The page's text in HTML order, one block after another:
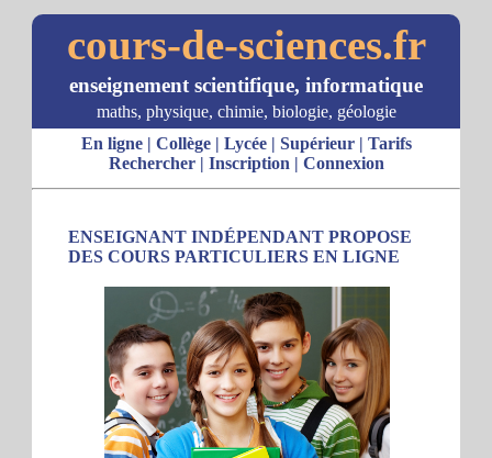
cours-de-sciences.fr
enseignement scientifique, informatique
maths, physique, chimie, biologie, géologie
En ligne| Collège| Lycée| Supérieur| Tarifs
Rechercher| Inscription | Connexion
ENSEIGNANT INDÉPENDANT PROPOSE
DES COURS PARTICULIERS EN LIGNE